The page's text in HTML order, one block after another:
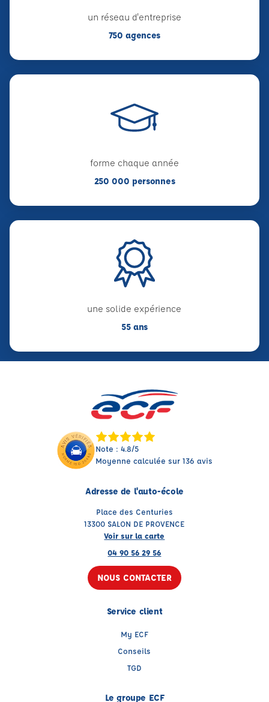
un réseau d'entreprise
750 agences
forme chaque année
250 000 personnes
une solide expérience
55 ans
Note : 4.8/5
Moyenne calculée sur 136 avis
Adresse de l'auto-école
Place des Centuries
13300 SALON DE PROVENCE
Voir sur la carte
04 90 56 29 56
NOUS CONTACTER
Service client
My ECF
Conseils
TGD
Le groupe ECF